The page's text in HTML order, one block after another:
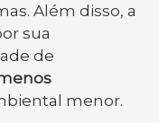
Além disso, a
sua
de
menor.